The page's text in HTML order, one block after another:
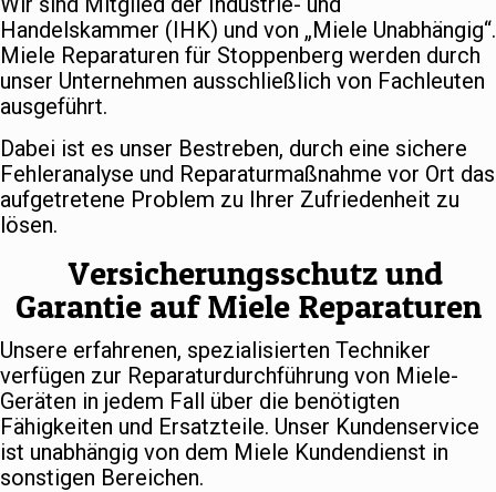
Handelskammer (IHK) und von „Miele Unabhängig“.
Miele Reparaturen für Stoppenberg werden durch
unser Unternehmen ausschließlich von Fachleuten
ausgeführt.
Dabei ist es unser Bestreben, durch eine sichere
Fehleranalyse und Reparaturmaßnahme vor Ort das
aufgetretene Problem zu Ihrer Zufriedenheit zu
lösen.
Versicherungsschutz und
Garantie auf Miele Reparaturen
Unsere erfahrenen, spezialisierten Techniker
verfügen zur Reparaturdurchführung von Miele-
Geräten in jedem Fall über die benötigten
Fähigkeiten und Ersatzteile. Unser Kundenservice
ist unabhängig von dem Miele Kundendienst in
sonstigen Bereichen.